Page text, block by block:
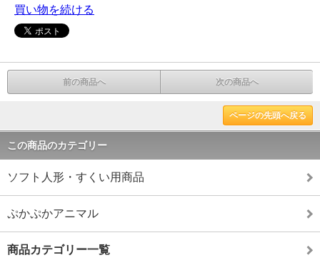
買い物を続ける
前の商品へ 次の商品へ
ページの先頭へ戻る
この商品のカテゴリー
ソフト人形・すくい用商品
ぷかぷかアニマル
商品カテゴリー一覧